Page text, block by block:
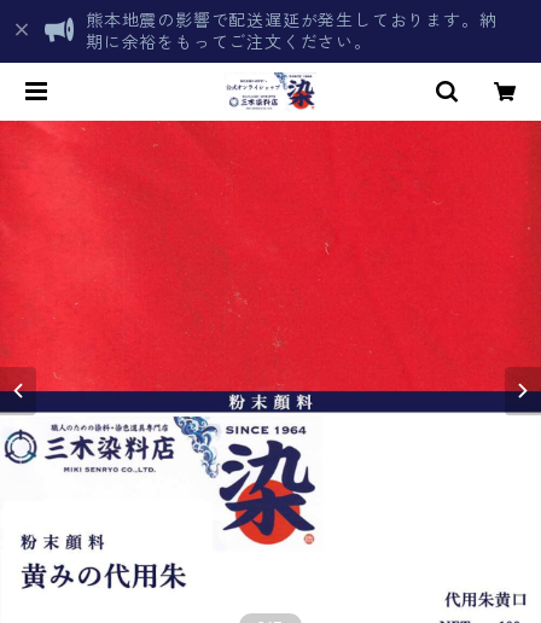
熊本地震の影響で配送遅延が発生しております。納
期に余裕をもってご注文ください。